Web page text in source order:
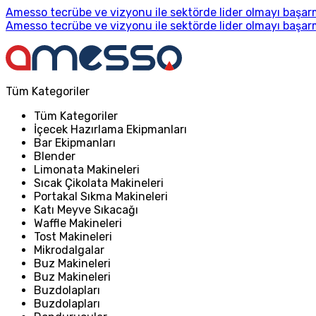
Amesso tecrübe ve vizyonu ile sektörde lider olmayı
Amesso tecrübe ve vizyonu ile sektörde lider olmayı
Tüm Kategoriler
Tüm Kategoriler
İçecek Hazırlama Ekipmanları
Bar Ekipmanları
Blender
Limonata Makineleri
Sıcak Çikolata Makineleri
Portakal Sıkma Makineleri
Katı Meyve Sıkacağı
Waffle Makineleri
Tost Makineleri
Mikrodalgalar
Buz Makineleri
Buz Makineleri
Buzdolapları
Buzdolapları